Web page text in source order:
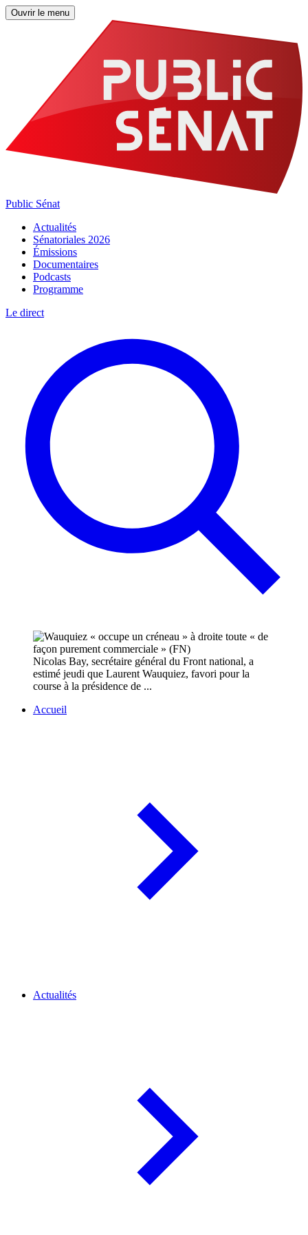
Ouvrir le menu
Public Sénat
Actualités
Sénatoriales 2026
Émissions
Documentaires
Podcasts
Programme
Le direct
Nicolas Bay, secrétaire général du Front national, a
estimé jeudi que Laurent Wauquiez, favori pour la
course à la présidence de ...
Accueil
Actualités